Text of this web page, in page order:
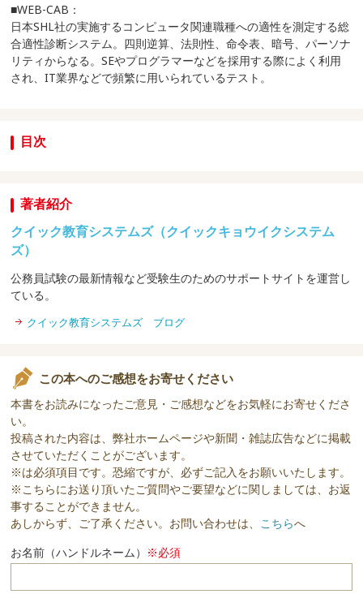
■WEB-CAB：
日本SHL社の実施するコンピュータ関連職種への適性を測定する総
合適性診断システム。四則逆算、法則性、命令表、暗号、パーソナ
リティからなる。SEやプログラマーなどを採用する際によく利用
され、IT業界などで頻繁に用いられているテスト。
目次
著者紹介
クイック教育システムズ（クイックキョウイクシステム
ズ）
公務員試験の最新情報など受験生のためのサポートサイトを運営し
ている。
クイック教育システムズ ブログ
この本へのご感想をお寄せください
本書をお読みになったご意見・ご感想などをお気軽にお寄せくださ
い。
投稿された内容は、弊社ホームページや新聞・雑誌広告などに掲載
させていただくことがございます。
※は必須項目です。恐縮ですが、必ずご記入をお願いいたします。
※こちらにお送り頂いたご質問やご要望などに関しましては、お返
事することができません。
あしからず、ご了承ください。お問い合わせは、 こちらへ
お名前（ハンドルネーム） ※必須